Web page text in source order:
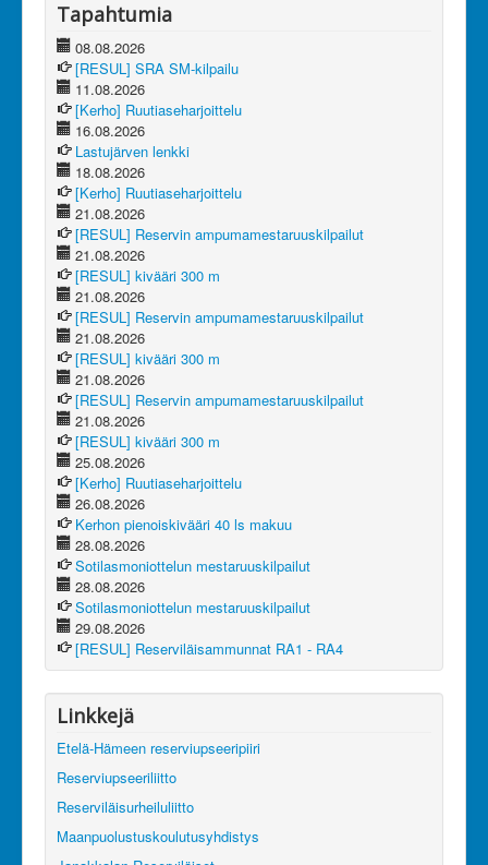
Tapahtumia
08.08.2026
[RESUL] SRA SM-kilpailu
11.08.2026
[Kerho] Ruutiaseharjoittelu
16.08.2026
Lastujärven lenkki
18.08.2026
[Kerho] Ruutiaseharjoittelu
21.08.2026
[RESUL] Reservin ampumamestaruuskilpailut
21.08.2026
[RESUL] kivääri 300 m
21.08.2026
[RESUL] Reservin ampumamestaruuskilpailut
21.08.2026
[RESUL] kivääri 300 m
21.08.2026
[RESUL] Reservin ampumamestaruuskilpailut
21.08.2026
[RESUL] kivääri 300 m
25.08.2026
[Kerho] Ruutiaseharjoittelu
26.08.2026
Kerhon pienoiskivääri 40 ls makuu
28.08.2026
Sotilasmoniottelun mestaruuskilpailut
28.08.2026
Sotilasmoniottelun mestaruuskilpailut
29.08.2026
[RESUL] Reserviläisammunnat RA1 - RA4
Linkkejä
Etelä-Hämeen reserviupseeripiiri
Reserviupseeriliitto
Reserviläisurheiluliitto
Maanpuolustuskoulutusyhdistys